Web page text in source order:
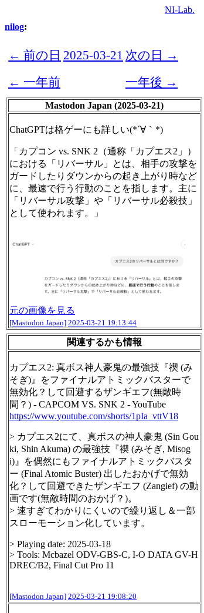
NI-Lab.
nilog:
← 前の日 2025-03-21 次の日 →
← 一年前
一年後 →
Mastodon Japan (2025-03-21)
ChatGPTは格ゲーにも詳しい(*´∀｀*)
「カプコン vs. SNK 2（通称「カプエス2」）
における「リバーサル」とは、相手の攻撃を
ガードしたりダウンからの起き上がり時など
に、最速で行う行動のことを指します。主に
「リバーサル攻撃」や「リバーサル必殺技」
として使われます。」
元の画像を見る
[Mastodon Japan] 2025-03-21 19:13:44
関連するかも情報
カプエス2: 真ボス神人豪鬼の最強技『禊 (み
そぎ)』をファイナルアトミックバスターで
無効化？して回避するザンギエフ(無敵時
間？) - CAPCOM VS. SNK 2 - YouTube
https://www.youtube.com/shorts/1pIa_vttV18
> カプエス2にて、真ボスの神人豪鬼 (Sin Gou
ki, Shin Akuma) の最強技『禊 (みそぎ, Misog
i)』を偶然にもファイナルアトミックバスタ
ー (Final Atomic Buster) 出したおかげで無効
化？して回避できたザンギエフ (Zangief) の動
画です(無敵時間のおかげ？)。
> 速すぎてわかりにくいので繰り返し＆一部
スローモーション化しています。
> Playing date: 2025-03-18
> Tools: Mcbazel ODV-GBS-C, I-O DATA GV-H
DREC/B2, Final Cut Pro 11
[Mastodon Japan] 2025-03-21 19:08:20